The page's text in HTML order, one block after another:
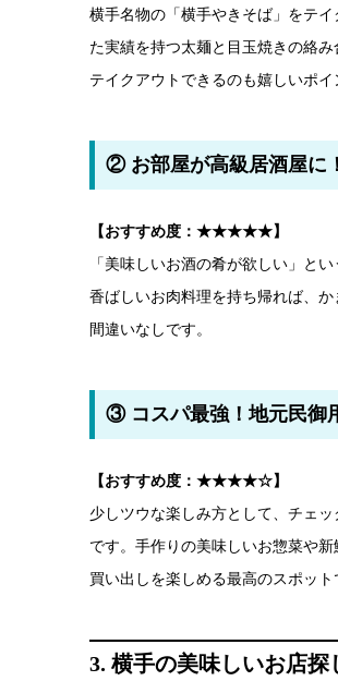
横手名物の「横手やきそば」をテ
た実績を持つ太麺と目玉焼きの絡
テイクアウトできるのも嬉しいポイ
② お部屋が高級居酒屋に
【おすすめ度：★★★★★】
「美味しいお酒の肴が欲しい」と
香ばしいお肉料理を持ち帰れば、
間違いなしです。
③ コスパ最強！地元民御
【おすすめ度：★★★★☆】
少しツウな楽しみ方として、チェ
です。手作りの美味しいお惣菜や
買い出しを楽しめる最高のスポット
3. 横手の美味しいお店探